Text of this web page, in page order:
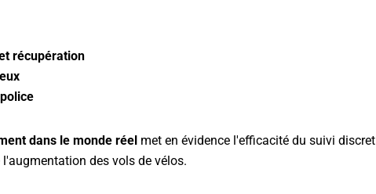
récupération
dans le monde réel met en évidence l'efficacité du suivi discret
des vols de vélos.